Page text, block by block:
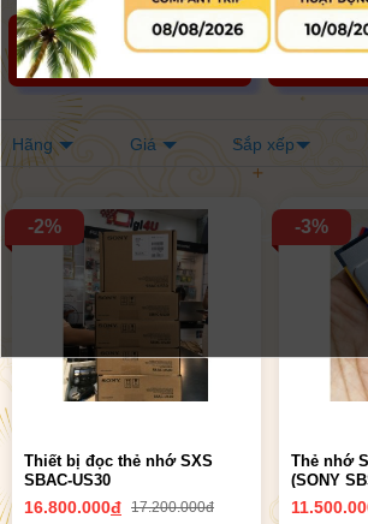
Grip - Đế Pin Pin
Hãng Giá Sắp xếp
-2%
Thiết bị đọc thẻ nhớ SXS
SBAC-US30
16.800.000đ 17.200.000đ
-3%
Thẻ nhớ
(SONY